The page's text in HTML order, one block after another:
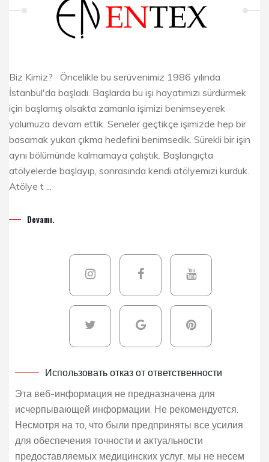
Biz Kimiz? Öncelikle bu serüvenimiz 1986 yılında
İstanbul'da başladı. Başlarda bu işi hayatımızı sürdürmek
için başlamış olsakta zamanla işimizi benimseyerek
yolumuza devam ettik. Seneler geçtikçe işimizde hep bir
basamak yukarı çıkma hedefini benimsedik. Sürekli bir işin
aynı bölümünde kalmamaya çalıştık. Başlangıçta
atölyelerde başlayıp, sonrasında kendi atölyemizi kurduk.
Atölye t ...
Devamı.
Использовать отказ от ответственности
Эта веб-информация не предназначена для
исчерпывающей информации. Не рекомендуется.
Несмотря на то, что были предприняты все усилия
для обеспечения точности и актуальности
предоставляемых медицинских услуг, мы не несем